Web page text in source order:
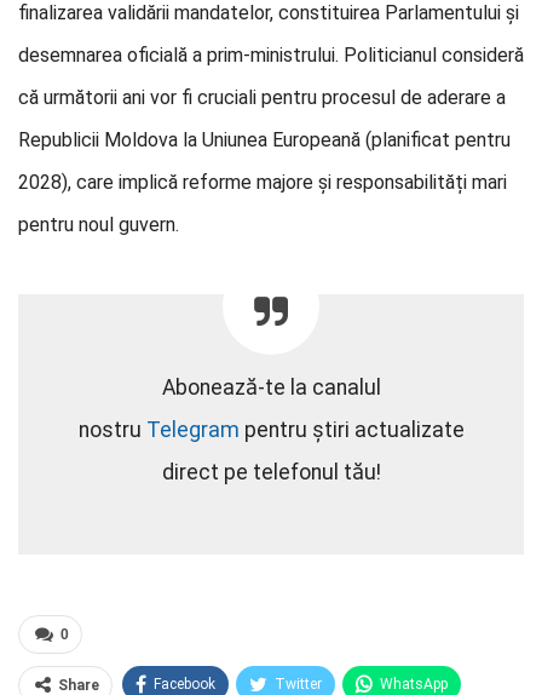
finalizarea validării mandatelor, constituirea Parlamentului și
desemnarea oficială a prim-ministrului. Politicianul consideră
că următorii ani vor fi cruciali pentru procesul de aderare a
Republicii Moldova la Uniunea Europeană (planificat pentru
2028), care implică reforme majore și responsabilități mari
pentru noul guvern.
Abonează-te la canalul
nostru Telegram pentru știri actualizate
direct pe telefonul tău!
0
Share Facebook Twitter WhatsApp